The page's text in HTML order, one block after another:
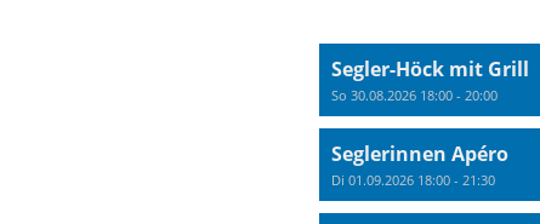
Segler-Höck mit Grill
So 30.08.2026 18:00 - 20:00
Seglerinnen Apéro
Di 01.09.2026 18:00 - 21:30